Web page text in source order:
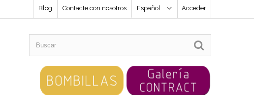
Acceder
Español
Contacte con nosotros
Blog